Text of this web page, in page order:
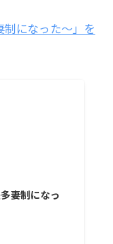
制になった～」を
妻制になっ